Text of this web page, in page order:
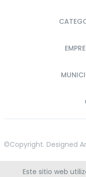
©copyright. Designed
Este sitio web